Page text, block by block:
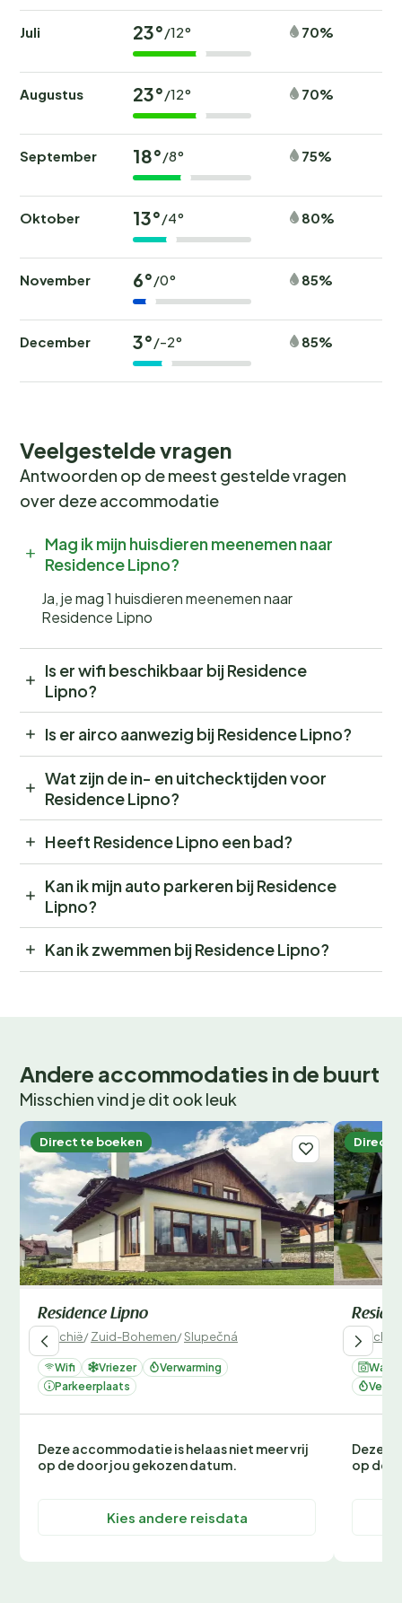
Juli 23°/12° 70%
Augustus 23°/12° 70%
September 18°/8° 75%
Oktober 13°/4° 80%
November 6°/0° 85%
December 3°/-2° 85%
Veelgestelde vragen
Antwoorden op de meest gestelde vragen
over deze accommodatie
Mag ik mijn huisdieren meenemen naar
Residence Lipno?
Ja, je mag 1 huisdieren meenemen naar
Residence Lipno
Is er wifi beschikbaar bij Residence
Lipno?
Is er airco aanwezig bij Residence Lipno?
Wat zijn de in- en uitchecktijden voor
Residence Lipno?
Heeft Residence Lipno een bad?
Kan ik mijn auto parkeren bij Residence
Lipno?
Kan ik zwemmen bij Residence Lipno?
Andere accommodaties in de buurt
Misschien vind je dit ook leuk
Direct te boeken
Residence Lipno
Tsjechië/Zuid-Bohemen/Slupečná
Wifi Vriezer
Verwarming
Parkeerplaats
Deze accommodatie is helaas niet meer vrij
op de door jou gekozen datum.
Kies andere reisdata
Direct
Tsjechië
Deze
op de